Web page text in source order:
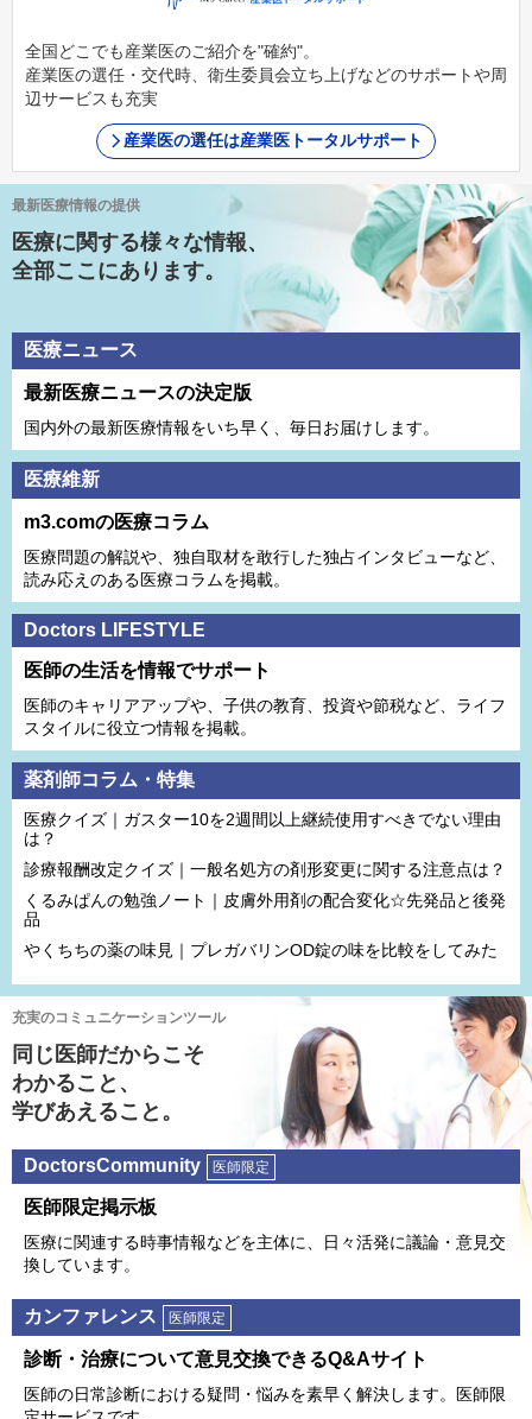
全国どこでも産業医のご紹介を"確約"。
産業医の選任・交代時、衛生委員会立ち上げなどのサポートや周
辺サービスも充実
産業医の選任は産業医トータルサポート
最新医療情報の提供
医療に関する様々な情報、
全部ここにあります。
医療ニュース
最新医療ニュースの決定版
国内外の最新医療情報をいち早く、毎日お届けします。
医療維新
m3.comの医療コラム
医療問題の解説や、独⾃取材を敢⾏した独占インタビューなど、
読み応えのある医療コラムを掲載。
Doctors LIFESTYLE
医師の生活を情報でサポート
医師のキャリアアップや、子供の教育、投資や節税など、ライフ
スタイルに役立つ情報を掲載。
薬剤師コラム・特集
医療クイズ｜ガスター10を2週間以上継続使用すべきでない理由
は？
診療報酬改定クイズ｜一般名処方の剤形変更に関する注意点は？
くるみぱんの勉強ノート｜皮膚外用剤の配合変化☆先発品と後発
品
やくちちの薬の味見｜プレガバリンOD錠の味を比較をしてみた
充実のコミュニケーションツール
同じ医師だからこそ
わかること、
学びあえること。
DoctorsCommunity 医師限定
医師限定掲⽰板
医療に関連する時事情報などを主体に、⽇々活発に議論・意⾒交
換しています。
カンファレンス 医師限定
診断・治療について意⾒交換できるQ&Aサイト
医師の⽇常診断における疑問・悩みを素早く解決します。医師限